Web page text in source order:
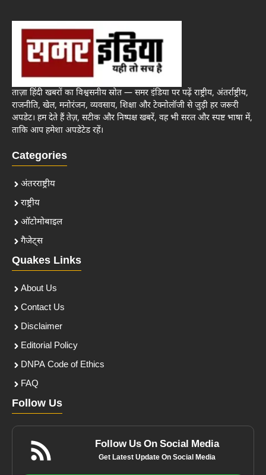
ताज़ा हिंदी खबरों का विश्वसनीय स्रोत — समर इंडिया पर पढ़ें राष्ट्रीय, अंतर्राष्ट्रीय,
राजनीति, खेल, मनोरंजन, व्यवसाय, शिक्षा और टेक्नोलॉजी से जुड़ी हर जरूरी
अपडेट। हम देते हैं तेज़, सटीक और निष्पक्ष खबरें, वह भी सरल और स्पष्ट भाषा में,
ताकि आप हमेशा अपडेटेड रहें।
Categories
अंतरराष्ट्रीय
राष्ट्रीय
ऑटोमोबाइल
गैजेट्स
Quakes Links
About Us
Contact Us
Disclaimer
Editorial Policy
DNPA Code of Ethics
FAQ
Follow Us
Follow Us On Social Media
Get Latest Update On Social Media